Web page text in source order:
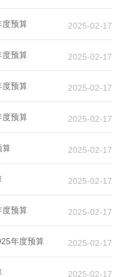
度预算 2025-02-17
度预算 2025-02-17
度预算 2025-02-17
度预算 2025-02-17
算 2025-02-17
2025-02-17
度预算 2025-02-17
年度预算 2025-02-17
2025-02-17